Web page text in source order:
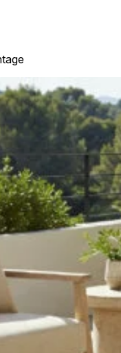
gebruiker en
zijn cookies die in het